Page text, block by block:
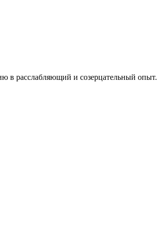
в расслабляющий и созерцательный опыт.